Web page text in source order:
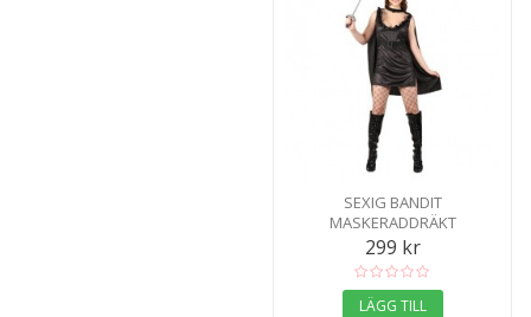
SEXIG BANDIT
MASKERADDRÄKT
299 kr
LÄGG TILL